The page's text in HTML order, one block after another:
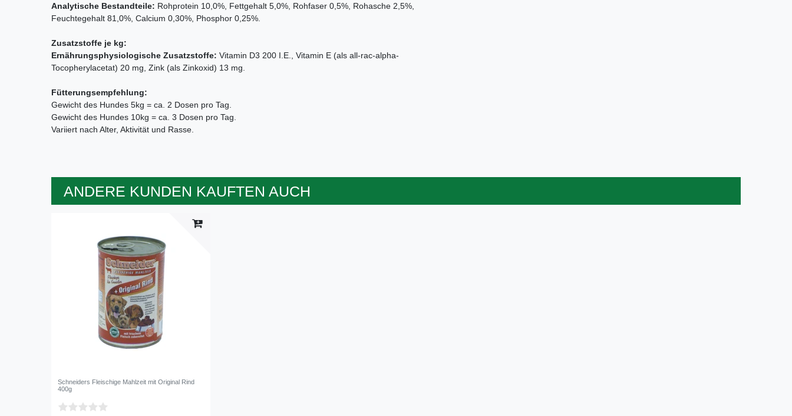
Analytische Bestandteile: Rohprotein 10,0%, Fettgehalt 5,0%, Rohfaser 0,5%, Rohasche 2,5%,
Feuchtegehalt 81,0%, Calcium 0,30%, Phosphor 0,25%.
Zusatzstoffe je kg:
Ernährungsphysiologische Zusatzstoffe: Vitamin D3 200 I.E., Vitamin E (als all-rac-alpha-
Tocopherylacetat) 20 mg, Zink (als Zinkoxid) 13 mg.
Fütterungsempfehlung:
Gewicht des Hundes 5kg = ca. 2 Dosen pro Tag.
Gewicht des Hundes 10kg = ca. 3 Dosen pro Tag.
Variiert nach Alter, Aktivität und Rasse.
ANDERE KUNDEN KAUFTEN AUCH
Schneiders Fleischige Mahlzeit mit Original Rind
400g